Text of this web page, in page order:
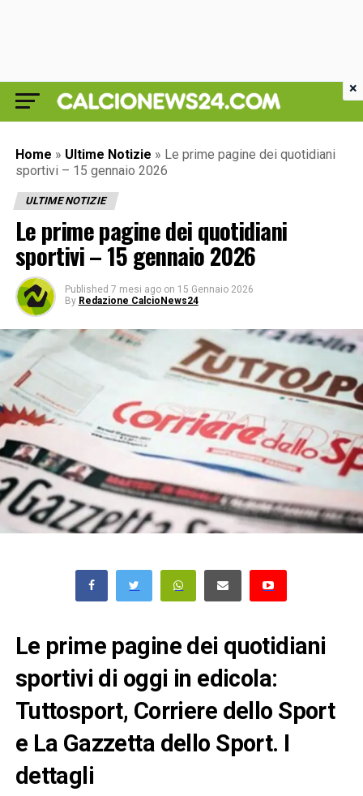
Home » Ultime Notizie » Le prime pagine dei quotidiani
sportivi – 15 gennaio 2026
ULTIME NOTIZIE
Le prime pagine dei quotidiani
sportivi – 15 gennaio 2026
Published 7 mesi ago on 15 Gennaio 2026
By Redazione CalcioNews24
Le prime pagine dei quotidiani
sportivi di oggi in edicola:
Tuttosport, Corriere dello Sport
e La Gazzetta dello Sport. I
dettagli
×